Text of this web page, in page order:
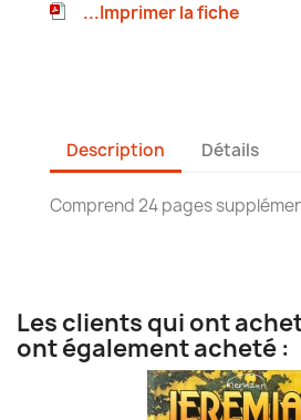
...Imprimer la fiche
Description Détails
Comprend 24 pages
Les clients qui ont
ont également acheté :